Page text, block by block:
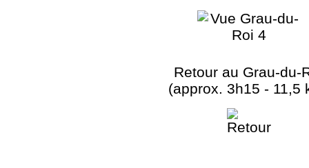
Retour au Grau-du-
(approx. 3h15 - 11,5